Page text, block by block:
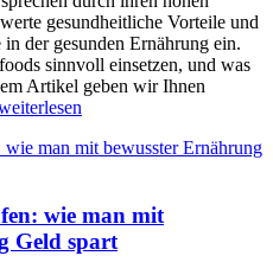
gesundheitliche Vorteile und
der gesunden Ernährung ein.
sinnvoll einsetzen, und was
Artikel geben wir Ihnen
wie man mit
Geld spart